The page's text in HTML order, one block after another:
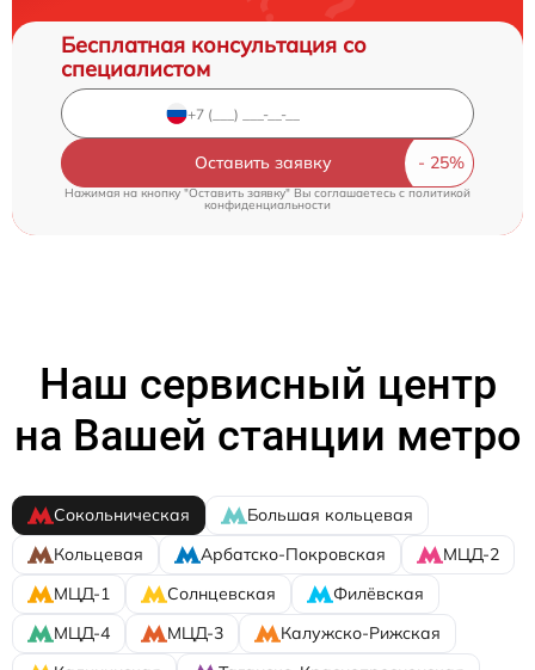
Бесплатная консультация со
специалистом
Оставить заявку
Нажимая на кнопку "Оставить заявку" Вы соглашаетесь cполитикой
конфиденциальности
Наш сервисный центр
на Вашей станции метро
Сокольническая
Большая кольцевая
Кольцевая
Арбатско-Покровская
МЦД-2
МЦД-1
Солнцевская
Филёвская
МЦД-4
МЦД-3
Калужско-Рижская